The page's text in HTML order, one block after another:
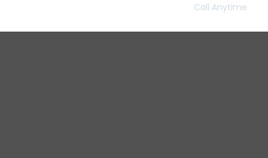
Call Anytime